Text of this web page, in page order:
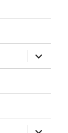
näytä
näytä